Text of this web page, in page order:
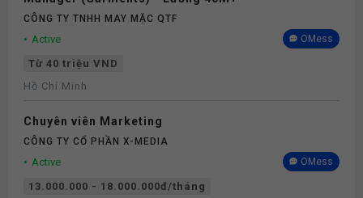
CÔNG TY TNHH MAY MẶC QTF
Active OMess
Từ 40 triệu VND
Hồ Chí Minh
Chuyên viên Marketing
CÔNG TY CỔ PHẦN X-MEDIA
Active OMess
13.000.000 - 18.000.000đ/tháng